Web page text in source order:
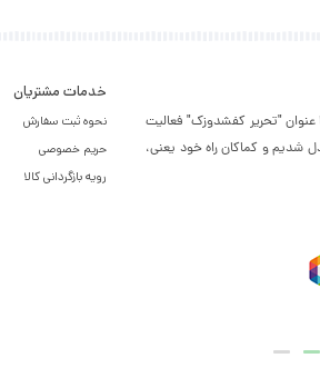
با عنوان "تحریر کفشدوزک" فعالیت
شدیم و کماکان راه خود یعنی،
خدمات مشتریان
نحوه ثبت سفارش
حریم خصوصی
رویه بازگردانی کالا